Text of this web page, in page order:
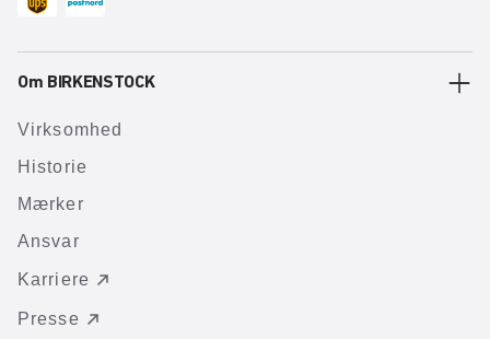
Om BIRKENSTOCK
Virksomhed
Historie
Mærker
Ansvar
Karriere
Presse